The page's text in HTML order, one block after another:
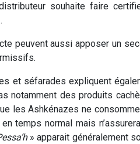
souhaite faire
peuvent aussi apposer un
et séfarades expliquent
notamment des produits
les Ashkénazes ne
temps normal mais
» apparait généralement